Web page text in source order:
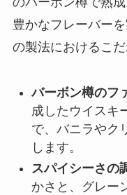
豊かなフレーバー
の製法におけるこ
バーボン樽のフ
成したウイスキ
で、バニラやク
します。
スパイシーさの
かさと、グレー